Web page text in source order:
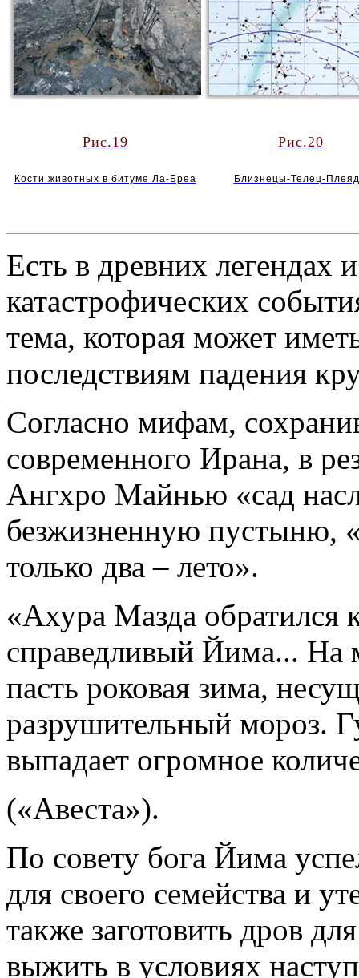
Рис.19
Кости животных в битуме Ла-Бреа
Рис.20
Близнецы-Телец-
Есть в древних легендах
катастрофических
тема, которая может
последствиям падения
Согласно мифам,
современного Ирана, в
Ангхро Майнью «сад
безжизненную пустыню,
только два – лето».
«Ахура Мазда обратился
справедливый Йима... На
пасть роковая зима,
разрушительный мороз.
выпадает огромное
(«Авеста»).
По совету бога Йима
для своего семейства и
также заготовить дров
выжить в условиях